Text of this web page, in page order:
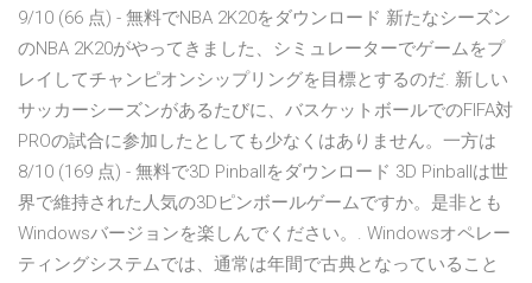
9/10 (66 点) - 無料でNBA 2K20をダウンロード 新たなシーズン
のNBA 2K20がやってきました、シミュレーターでゲームをプ
レイしてチャンピオンシップリングを目標とするのだ. 新しい
サッカーシーズンがあるたびに、バスケットボールでのFIFA対
PROの試合に参加したとしても少なくはありません。一方は
8/10 (169 点) - 無料で3D Pinballをダウンロード 3D Pinballは世
界で維持された人気の3Dピンボールゲームですか。是非とも
Windowsバージョンを楽しんでください。. Windowsオペレー
ティングシステムでは、通常は年間で古典となっていること